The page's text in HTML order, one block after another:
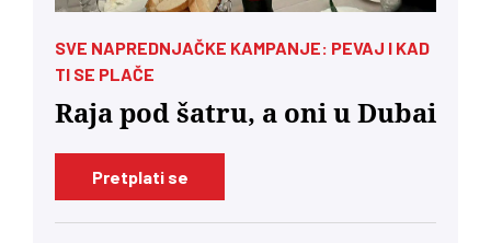
SVE NAPREDNJAČKE KAMPANJE: PEVAJ I KAD
TI SE PLAČE
Raja pod šatru, a oni u Dubai
Pretplati se